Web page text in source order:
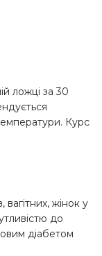
ложці за 30
Курс
жінок у
до
діабетом